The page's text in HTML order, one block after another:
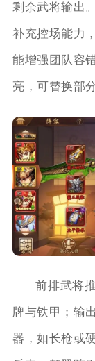
剩余武将输出
补充控场能力
能增强团队容
亮，可替换部
前排武将
牌与铁甲；输
器，如长枪或